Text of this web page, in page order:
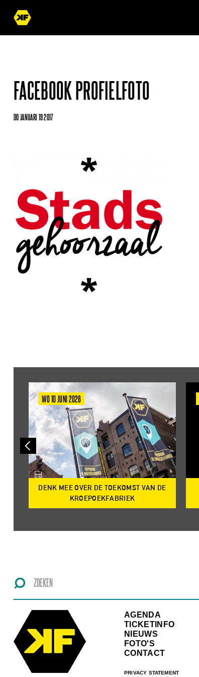
FACEBOOK PROFIELFOTO
DO JANUARI 19 2017
WO 10 JUNI 2026
DENK MEE OVER DE TOEKOMST VAN DE
KROEPOEKFABRIEK
AGENDA
TICKETINFO
NIEUWS
FOTO'S
CONTACT
PRIVACY STATEMENT